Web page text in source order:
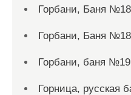
Горбани, Баня №18
Горбани, Баня №18
Горбани, баня №19
Горница, русская